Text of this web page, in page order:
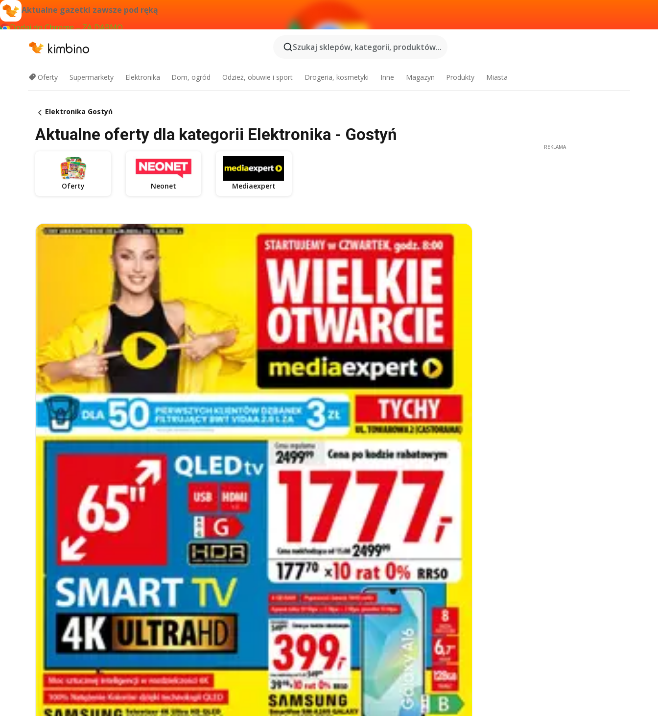
Aktualne gazetki zawsze pod ręką
Dodaj do Chrome – ZA DARMO
Szukaj sklepów, kategorii, produktów...
Oferty Supermarkety Elektronika Dom, ogród Odzież, obuwie i sport Drogeria, kosmetyki Inne Magazyn Produkty Miasta
Elektronika Gostyń
Aktualne oferty dla kategorii Elektronika - Gostyń
Oferty Neonet Mediaexpert
REKLAMA